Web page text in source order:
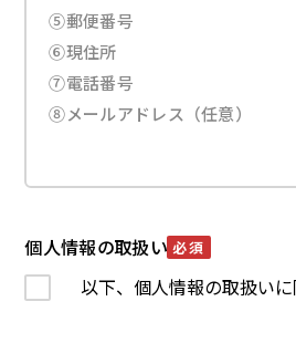
個人情報の取扱い 必須
以下、個人情報の取扱いに